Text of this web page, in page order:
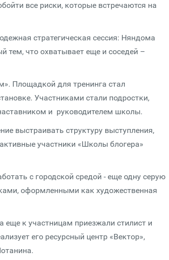
все риски, которые встречаются на
стратегическая сессия: Няндома
тем, что охватывает еще и соседей –
Площадкой для тренинга стал
Участниками стали подростки,
и руководителем школы.
выстраивать структуру выступления,
участники «Школы блогера»
с городской средой - еще одну серую
оформленными как художественная
к участницам приезжали стилист и
его ресурсный центр «Вектор»,